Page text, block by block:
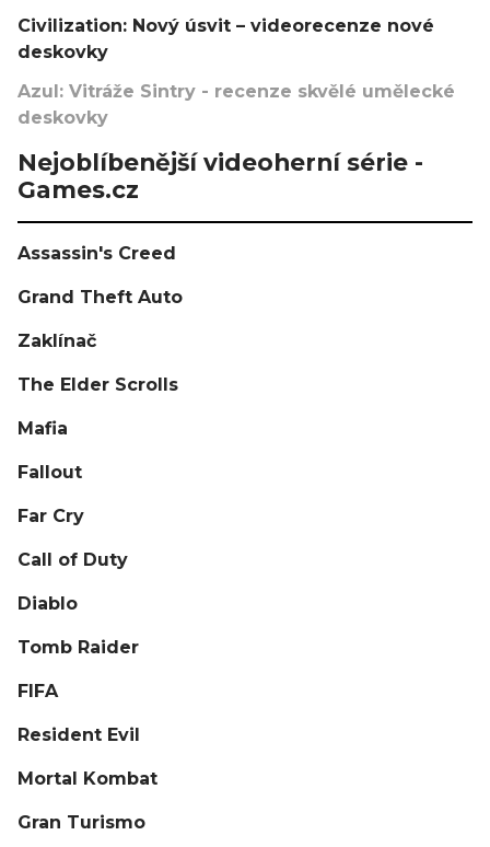
Civilization: Nový úsvit – videorecenze nové
deskovky
Azul: Vitráže Sintry - recenze skvělé umělecké
deskovky
Nejoblíbenější videoherní série -
Games.cz
Assassin's Creed
Grand Theft Auto
Zaklínač
The Elder Scrolls
Mafia
Fallout
Far Cry
Call of Duty
Diablo
Tomb Raider
FIFA
Resident Evil
Mortal Kombat
Gran Turismo